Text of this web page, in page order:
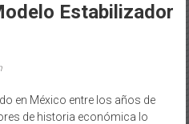
Estabilizador
en México entre los años de
de historia económica lo